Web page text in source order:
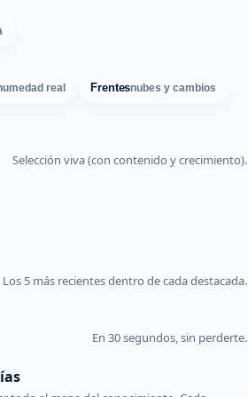
real Frentesnubes y cambios
Selección viva (con contenido y crecimiento).
Los 5 más recientes dentro de cada destacada.
En 30 segundos, sin perderte.